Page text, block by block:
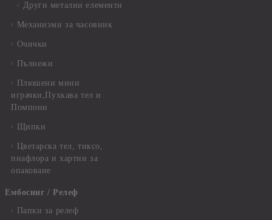
Други метални елементи
Механизми за часовник
Очички
Пълнежи
Плюшени мини
играчки,Пухкава тел и
Помпони
Щипки
Цветарска тел, тиксо,
пиафлора и хартии за
опаковане
Ембосинг / Релеф
Папки за релеф